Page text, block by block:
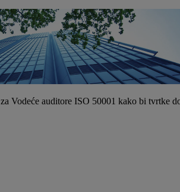
Vodeće auditore ISO 50001 kako bi tvrtke